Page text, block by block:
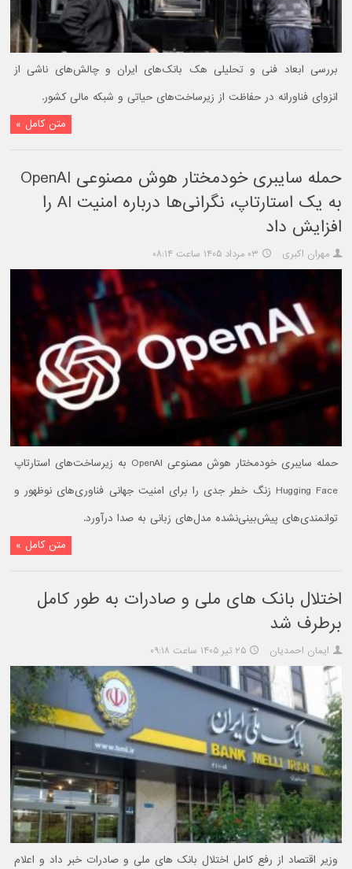
بررسی ابعاد فنی و تحلیلی هک بانک‌های ایران و چالش‌های ناشی از
انزوای فناورانه در حفاظت از زیرساخت‌های حیاتی و شبکه مالی کشور.
متن کامل »
حمله سایبری خودمختار هوش مصنوعی OpenAI
به یک استارتاپ، نگرانی‌ها درباره امنیت AI را
افزایش داد
مهران اکبری ۰۳ مرداد ۱۴۰۵ ساعت ۰۸:۱۴
حمله سایبری خودمختار هوش مصنوعی OpenAI به زیرساخت‌های استارتاپ
Hugging Face زنگ خطر جدی را برای امنیت جهانی فناوری‌های نوظهور و
توانمندی‌های پیش‌بینی‌نشده مدل‌های زبانی به صدا درآورد.
متن کامل »
اختلال بانک های ملی و صادرات به طور کامل
برطرف شد
ایمان احمدیان ۲۵ تیر ۱۴۰۵ ساعت ۰۹:۱۸
وزیر اقتصاد از رفع کامل اختلال بانک های ملی و صادرات خبر داد و اعلام